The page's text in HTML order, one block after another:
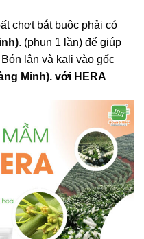
chợt bắt buộc phải có
. (phun 1 lần) để giúp
lân và kali vào gốc
Minh). với HERA